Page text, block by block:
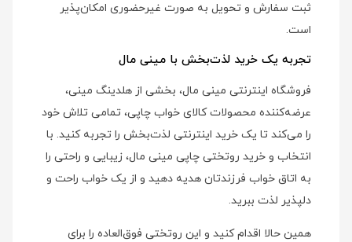
ثبت سفارش و تحویل به صورت غیرحضوری امکان‌پذیر
است.
تجربه یک خرید لذت‌بخش با مینی مال
فروشگاه اینترنتی مینی مال، بخشی از هلدینگ مینی،
عرضه‌کننده محصولات کالای خواب چاپی، تمامی تلاش خود
را می‌کند تا یک خرید اینترنتی لذت‌بخش را تجربه کنید. با
انتخاب و خرید روتختی چاپی مینی مال، زیبایی و راحتی را
به اتاق خواب فرزندتان هدیه دهید و از یک خواب راحت و
دلپذیر لذت ببرید.
همین حالا اقدام کنید و این روتختی فوق‌العاده را برای